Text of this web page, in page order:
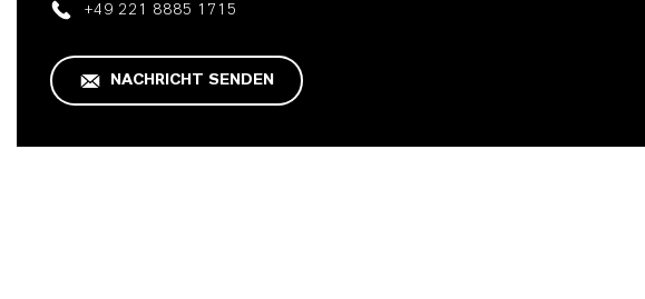
+49 221 8885 1715
NACHRICHT SENDEN